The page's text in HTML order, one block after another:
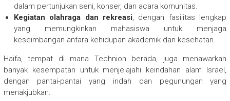
dalam pertunjukan seni, konser, dan acara komunitas.
Kegiatan olahraga dan rekreasi, dengan fasilitas lengkap
yang memungkinkan mahasiswa untuk menjaga
keseimbangan antara kehidupan akademik dan kesehatan.
Haifa, tempat di mana Technion berada, juga menawarkan
banyak kesempatan untuk menjelajahi keindahan alam Israel,
dengan pantai-pantai yang indah dan pegunungan yang
menakjubkan.